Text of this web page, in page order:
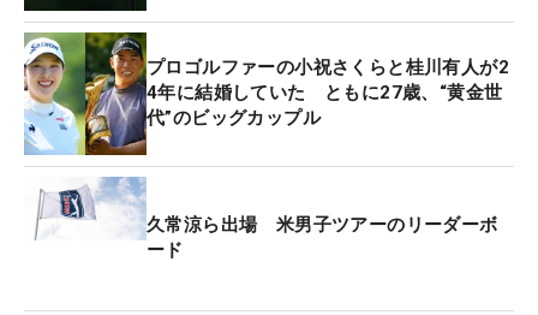
プロゴルファーの小祝さくらと桂川有人が2
4年に結婚していた ともに27歳、“黄金世
代”のビッグカップル
久常涼ら出場 米男子ツアーのリーダーボ
ード